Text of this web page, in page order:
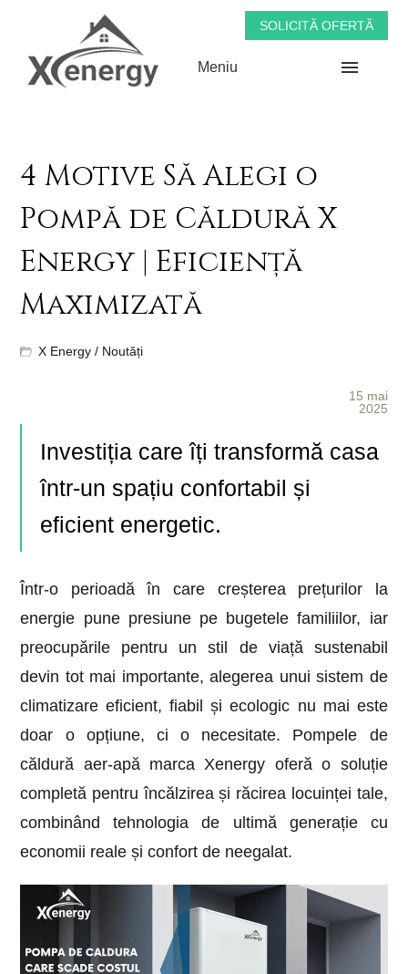
SOLICITĂ OFERTĂ
Meniu
4 Motive Să Alegi o
Pompă de Căldură X
Energy | Eficiență
Maximizată
X Energy / Noutăți
15 mai
2025
Investiția care îți transformă casa
într-un spațiu confortabil și
eficient energetic.
Într-o perioadă în care creșterea prețurilor la
energie pune presiune pe bugetele familiilor, iar
preocupările pentru un stil de viață sustenabil
devin tot mai importante, alegerea unui sistem de
climatizare eficient, fiabil și ecologic nu mai este
doar o opțiune, ci o necesitate. Pompele de
căldură aer-apă marca Xenergy oferă o soluție
completă pentru încălzirea și răcirea locuinței tale,
combinând tehnologia de ultimă generație cu
economii reale și confort de neegalat.